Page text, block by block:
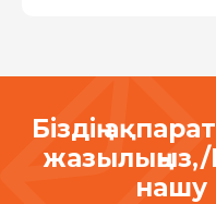
Біздің
нашу